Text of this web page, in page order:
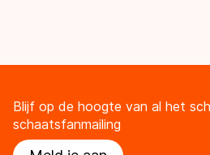
Blijf op de hoogte van al het
schaatsfanmailing